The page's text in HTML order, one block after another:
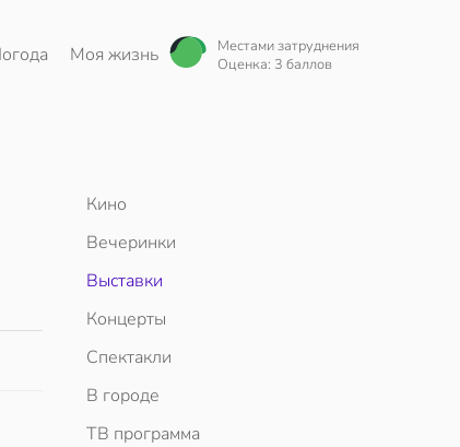
Моя жизнь
Местами затруднения
Оценка: 3 баллов
Кино
Вечеринки
Выставки
Концерты
Спектакли
В городе
ТВ программа